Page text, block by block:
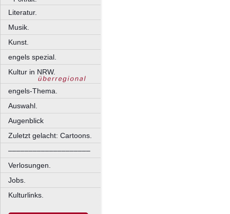
Literatur.
Musik.
Kunst.
engels spezial.
Kultur in NRW.
engels-Thema.
Auswahl.
Augenblick
Zuletzt gelacht: Cartoons.
––––––––––––––––––––
Verlosungen.
Jobs.
Kulturlinks.